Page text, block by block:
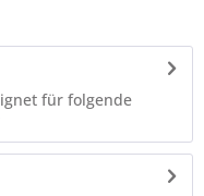
für folgende